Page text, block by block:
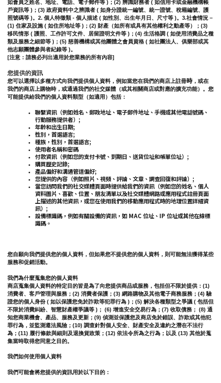
如會員之姓名、地址、電話、電子郵件等 )；(2) 辨識財務者 ( 如信用卡或金融機構帳
戶資訊等 )；(3) 政府資料中之辨識者 ( 如身分證統一編號、統一證號、稅籍編號、護
照號碼等 )。2. 個人特徵類 - 個人描述 ( 如性別、出生年月日、尺寸等 )。3.社會情況 –
(1) 住家及設施 ( 如住所地址等 )；(2) 財產（如所有或具有其他權利之動產等）；(3)
移民情形 ( 護照、工作許可文件、居留證明文件等 )；(4) 生活格調 ( 如使用消費品之種
類及服務之細節等 )；(5) 慈善機構或其他團體之會員資格 ( 如社團法人、俱樂部或其
他志願團體參與者紀錄等 )。
[注意：請務必列出適用於您業務的所有內容]
您提供的資訊
您可以選擇以多種方式向我們提供個人資料，例如當您在我們的商店上註冊時，或在
我們的商店上購物時，或通過我們的社交媒體（或其相關商店或對應的擴充功能）。您
可能提供給我們的個人資料類型（如適用）包括：
聯繫資訊（例如姓名、郵政地址、電子郵件地址、手機或其他電話號碼、
行動服務提供者）;
年齡和出生日期;
性別，首選語言;
種族，性別，首選語言;
使用者名稱和密碼
付款資訊（例如您的支付卡號、到期日、送貨位址和帳單位址）;
購買歷史記錄;
產品偏好和溝通管道偏好;
您提供的內容（例如照片、視頻、評論、文章、調查回復和評論）;
當您訪問我們的社交媒體頁面時提供給我們的資訊（例如您的姓名、個人
資料圖片、喜歡、位置、朋友清單以及社交媒體網路或應用程式註冊頁面
上描述的其他資訊，或您在使用我們的移動應用程式時的地理位置詳細資
訊）;
設備標識碼，例如有關設備的資訊，如 MAC 位址、IP 位址或其他在線標
識碼。
您自願向我們提供您的個人資料，但如果您不提供您的個人資料，則可能無法獲得某些
服務和促銷活動。
我們為什麼蒐集您的個人資料
商店蒐集個人資料的特定目的皆是為了向您提供商品或服務，包括但不限於提供：(1)
消費者、客戶管理與服務；(2) 消費者保護；(3) 網路購物及其他電子商務服務；(4) 驗
證您的個人身份 ( 如以保護您免於詐欺等犯罪行為 )；(5) 解決各種類型之爭議 ( 包括但
不限於消費糾紛、智慧財產權爭議等 )； (6) 增進安全交易行為；(7) 收取債務； (8) 通
知您商業機會、產品、服務及更新；(9) 偵測並保護您及商店免於錯誤、詐欺或其他犯
罪行為，並監測遵法風險；(10) 調查針對個人安全、財產安全及違約之潛在不法行
為；(11) 履行條款與細則及退換貨政策；(12) 依法令所為之行為；以及 (13) 其他於蒐
集當時取得您同意之目的。
我們如何使用個人資料
我們可能會將您提供的資訊用於以下目的：